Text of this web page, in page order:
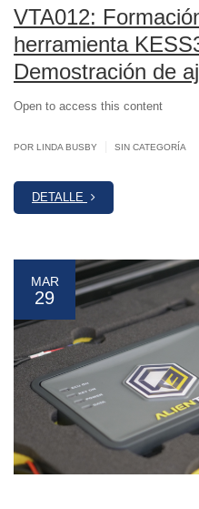
VTA012:
herramienta
Demostración de
Open to access this content
POR LINDA BUSBY SIN CATEGORÍA
DETALLE
MAR
29